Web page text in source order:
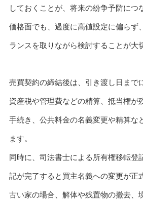
しておくことが、将来の紛争予防につ
価格面でも、過度に高値設定に偏らず
ランスを取りながら検討することが大
売買契約の締結後は、引き渡し日まで
資産税や管理費などの精算、抵当権が
手続き、公共料金の名義変更や精算な
ます。
同時に、司法書士による所有権移転登
記が完了すると買主名義への変更が正
古い家の場合、解体や残置物の撤去、